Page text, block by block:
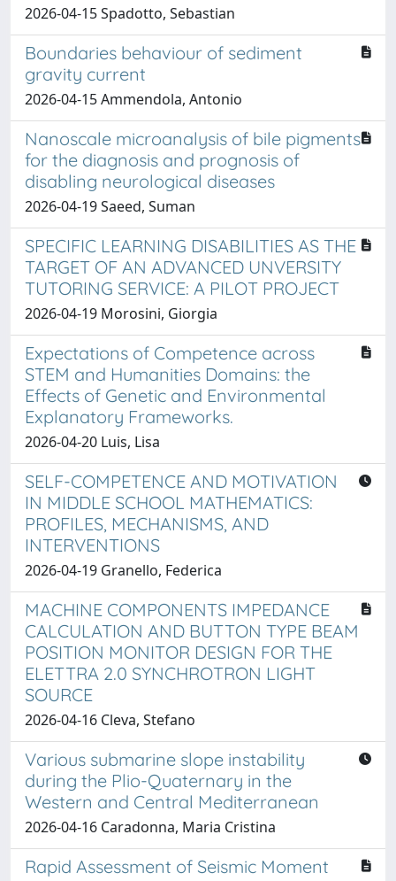
2026-04-15 Spadotto, Sebastian
Boundaries behaviour of sediment
gravity current
2026-04-15 Ammendola, Antonio
Nanoscale microanalysis of bile pigments
for the diagnosis and prognosis of
disabling neurological diseases
2026-04-19 Saeed, Suman
SPECIFIC LEARNING DISABILITIES AS THE
TARGET OF AN ADVANCED UNVERSITY
TUTORING SERVICE: A PILOT PROJECT
2026-04-19 Morosini, Giorgia
Expectations of Competence across
STEM and Humanities Domains: the
Effects of Genetic and Environmental
Explanatory Frameworks.
2026-04-20 Luis, Lisa
SELF-COMPETENCE AND MOTIVATION
IN MIDDLE SCHOOL MATHEMATICS:
PROFILES, MECHANISMS, AND
INTERVENTIONS
2026-04-19 Granello, Federica
MACHINE COMPONENTS IMPEDANCE
CALCULATION AND BUTTON TYPE BEAM
POSITION MONITOR DESIGN FOR THE
ELETTRA 2.0 SYNCHROTRON LIGHT
SOURCE
2026-04-16 Cleva, Stefano
Various submarine slope instability
during the Plio-Quaternary in the
Western and Central Mediterranean
2026-04-16 Caradonna, Maria Cristina
Rapid Assessment of Seismic Moment